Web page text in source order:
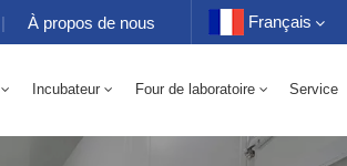
| À propos de nous Français
Incubateur Four de laboratoire Service